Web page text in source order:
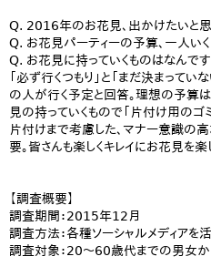
Q. 2016年のお花見、出かけたいと思
Q. お花見パーティーの予算、一人い
Q. お花見に持っていくものはなんです
「必ず行くつもり」と「まだ決まって
の人が行く予定と回答。理想の予算
見の持っていくもので「片付け用のゴ
片付けまで考慮した、マナー意識の
要。皆さんも楽しくキレイにお花見を楽
【調査概要】
調査期間：2015年12月
調査方法：各種ソーシャルメディアを
調査対象：20〜60歳代までの男女